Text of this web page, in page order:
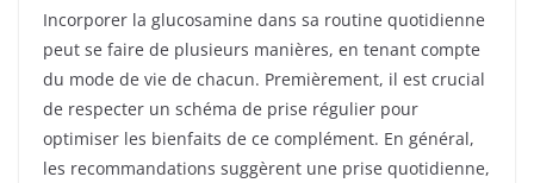
Incorporer la glucosamine dans sa routine quotidienne
peut se faire de plusieurs manières, en tenant compte
du mode de vie de chacun. Premièrement, il est crucial
de respecter un schéma de prise régulier pour
optimiser les bienfaits de ce complément. En général,
les recommandations suggèrent une prise quotidienne,